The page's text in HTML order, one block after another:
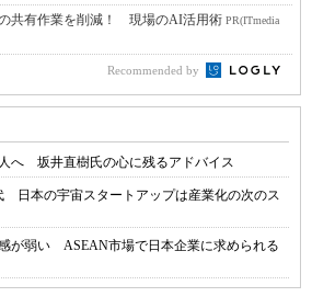
共有作業を削減！ 現場のAI活用術 PR(ITmedia
Recommended by
へ 坂井直樹氏の心に残るアドバイス
日本の宇宙スタートアップは産業化の次のス
が弱い ASEAN市場で日本企業に求められる